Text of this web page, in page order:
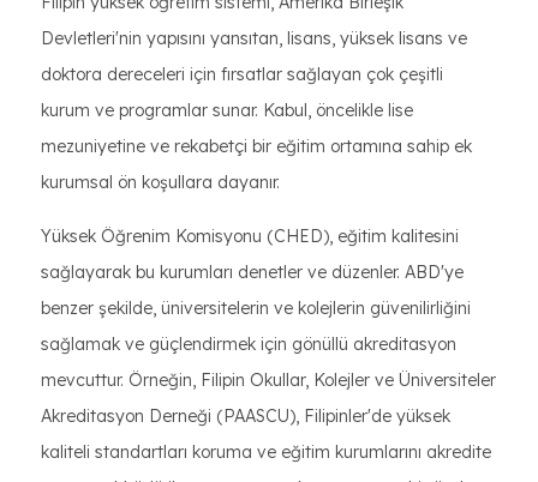
Devletleri'nin yapısını yansıtan, lisans, yüksek lisans ve
doktora dereceleri için fırsatlar sağlayan çok çeşitli
kurum ve programlar sunar. Kabul, öncelikle lise
mezuniyetine ve rekabetçi bir eğitim ortamına sahip ek
kurumsal ön koşullara dayanır.
Yüksek Öğrenim Komisyonu (CHED), eğitim kalitesini
sağlayarak bu kurumları denetler ve düzenler. ABD'ye
benzer şekilde, üniversitelerin ve kolejlerin güvenilirliğini
sağlamak ve güçlendirmek için gönüllü akreditasyon
mevcuttur. Örneğin, Filipin Okullar, Kolejler ve Üniversiteler
Akreditasyon Derneği (PAASCU), Filipinler'de yüksek
kaliteli standartları koruma ve eğitim kurumlarını akredite